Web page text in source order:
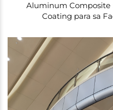
Aluminum Composite
Coating para sa